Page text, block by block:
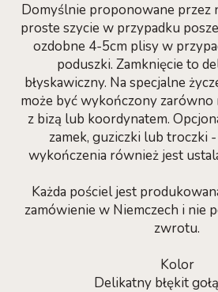
Domyślnie proponowane przez
proste szycie w przypadku
ozdobne 4-5cm plisy w
poduszki. Zamknięcie to
błyskawiczny. Na specjalne
może być wykończony zarówno
z bizą lub koordynatem.
zamek, guziczki lub troczki
wykończenia również jest
Każda pościel jest
zamówienie w Niemczech i nie
zwrotu.
Kolor
Delikatny błękit